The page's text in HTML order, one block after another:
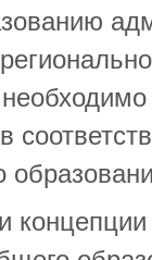
концепции